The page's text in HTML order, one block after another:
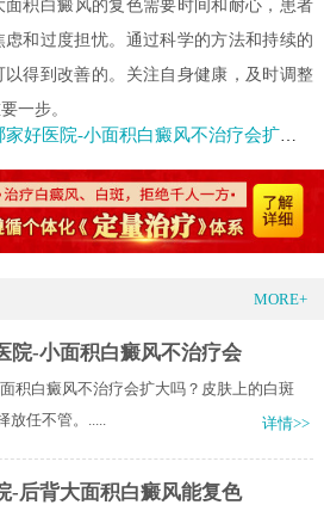
面积白癜风的复色需要时间和耐心，患者
和过度担忧。通过科学的方法和持续的
得到改善的。关注自身健康，及时调整
一步。
好医院-小面积白癜风不治疗会扩大吗
MORE+
院-小面积白癜风不治疗会
积白癜风不治疗会扩大吗？皮肤上的白斑
放任不管。.....
详情>>
-后背大面积白癜风能复色